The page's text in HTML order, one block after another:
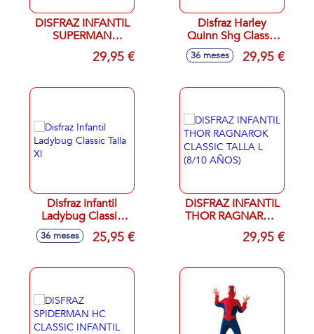
DISFRAZ INFANTIL
SUPERMAN
CLASSIC TALLA L
(8/10 AÑOS)29,95 €
Disfraz Harley
Quinn Shg Classic
Inf 7-8 Años/ 122-
128Cm
36 meses 29,95 €
Disfraz Infantil
Ladybug Classic
Talla Xl
36 meses 25,95 €
DISFRAZ INFANTIL
THOR RAGNAROK
CLASSIC TALLA L
(8/10 AÑOS)29,95 €